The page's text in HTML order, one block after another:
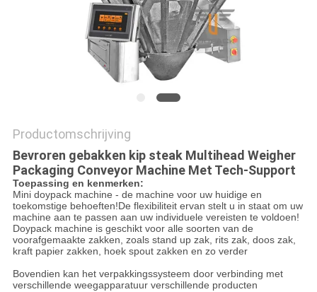
Productomschrijving
Bevroren gebakken kip steak Multihead Weigher
Packaging Conveyor Machine Met Tech-Support
Toepassing en kenmerken:
Mini doypack machine - de machine voor uw huidige en
toekomstige behoeften!De flexibiliteit ervan stelt u in staat om uw
machine aan te passen aan uw individuele vereisten te voldoen!
Doypack machine is geschikt voor alle soorten van de
voorafgemaakte zakken, zoals stand up zak, rits zak, doos zak,
kraft papier zakken, hoek spout zakken en zo verder
Bovendien kan het verpakkingssysteem door verbinding met
verschillende weegapparatuur verschillende producten